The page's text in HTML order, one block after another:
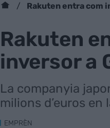
Rakuten entra com
Rakuten
inversor a
La companyia
milions d’euros
EMPRÈN